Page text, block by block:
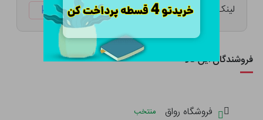
لینک کوتاه: ketabtala.com/sbp-41509
فروشندگان این کالا
فروشگاه رواق
منتخب